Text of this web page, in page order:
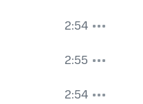
2:54
2:55
2:54